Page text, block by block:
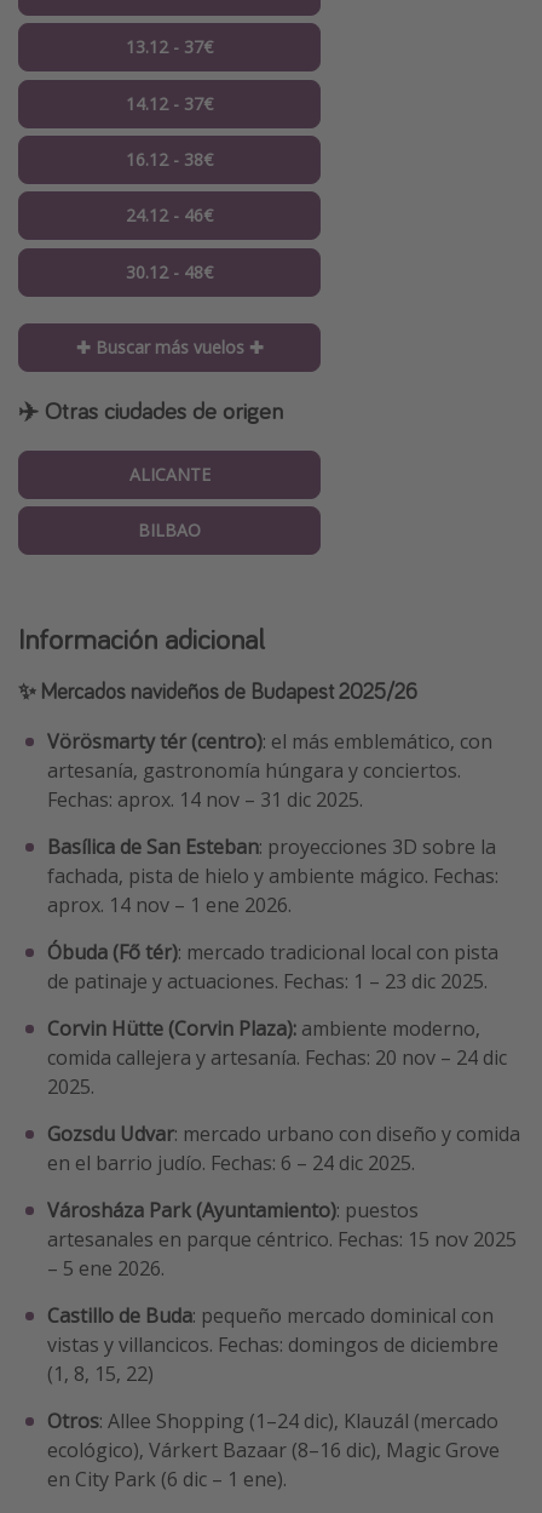
13.12 - 37€
14.12 - 37€
16.12 - 38€
24.12 - 46€
30.12 - 48€
✚ Buscar más vuelos ✚
✈️ Otras ciudades de origen
ALICANTE
BILBAO
Información adicional
✨ Mercados navideños de Budapest 2025/26
Vörösmarty tér (centro): el más emblemático, con
artesanía, gastronomía húngara y conciertos.
Fechas: aprox. 14 nov – 31 dic 2025.
Basílica de San Esteban: proyecciones 3D sobre la
fachada, pista de hielo y ambiente mágico. Fechas:
aprox. 14 nov – 1 ene 2026.
Óbuda (Fő tér): mercado tradicional local con pista
de patinaje y actuaciones. Fechas: 1 – 23 dic 2025.
Corvin Hütte (Corvin Plaza): ambiente moderno,
comida callejera y artesanía. Fechas: 20 nov – 24 dic
2025.
Gozsdu Udvar: mercado urbano con diseño y comida
en el barrio judío. Fechas: 6 – 24 dic 2025.
Városháza Park (Ayuntamiento): puestos
artesanales en parque céntrico. Fechas: 15 nov 2025
– 5 ene 2026.
Castillo de Buda: pequeño mercado dominical con
vistas y villancicos. Fechas: domingos de diciembre
(1, 8, 15, 22)
Otros: Allee Shopping (1–24 dic), Klauzál (mercado
ecológico), Várkert Bazaar (8–16 dic), Magic Grove
en City Park (6 dic – 1 ene).